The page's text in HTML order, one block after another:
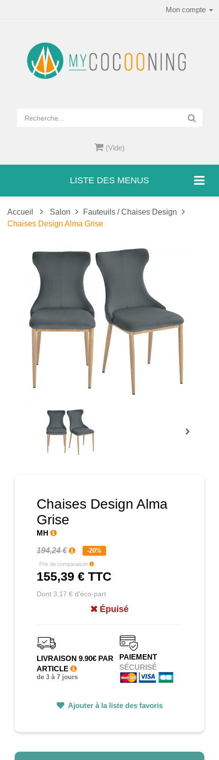
Mon compte
(Vide)
LISTE DES MENUS
Accueil Salon
Fauteuils / Chaises Design
Chaises Design Alma Grise
Chaises Design Alma
Grise
MH
194,24 € -20%
Prix de comparaison
155,39 € TTC
Dont 3,17 € d'éco-part
Épuisé
LIVRAISON 9.90€ PAR
ARTICLE
de 3 à 7 jours
PAIEMENT
SÉCURISÉ
Ajouter à la liste des favoris